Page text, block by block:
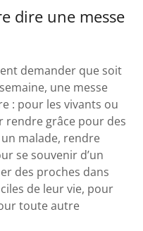
dire une messe
demander que soit
une messe
: pour les vivants ou
rendre grâce pour des
malade, rendre
se souvenir d’un
des proches dans
de leur vie, pour
toute autre